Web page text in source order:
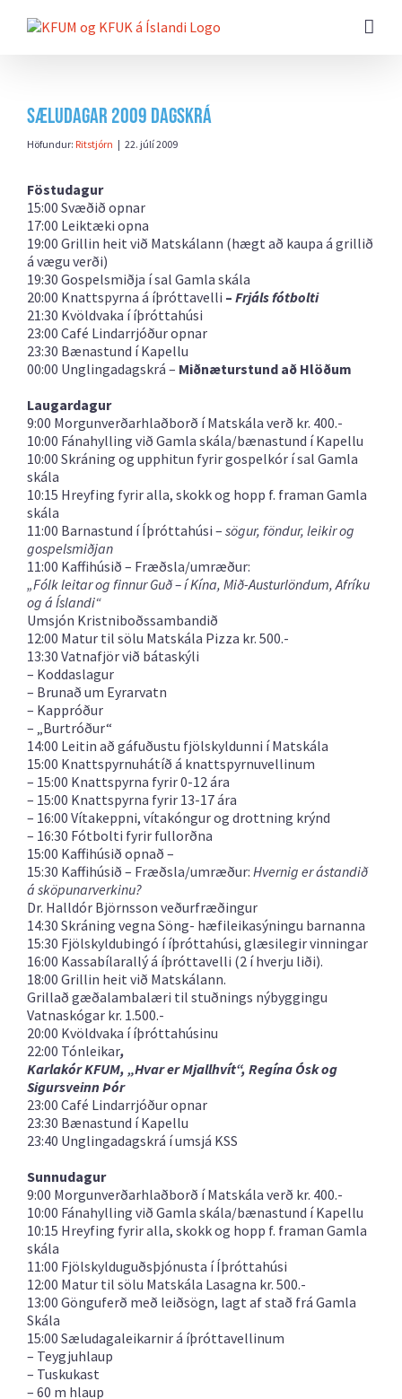
beint
Sæludagar 2009 dagskrá
Höfundur: Ritstjórn | 22. júlí 2009
Föstudagur
15:00 Svæðið opnar
17:00 Leiktæki opna
19:00 Grillin heit við Matskálann (hægt að kaupa á grillið
á vægu verði)
19:30 Gospelsmiðja í sal Gamla skála
20:00 Knattspyrna á íþróttavelli – Frjáls fótbolti
21:30 Kvöldvaka í íþróttahúsi
23:00 Café Lindarrjóður opnar
23:30 Bænastund í Kapellu
00:00 Unglingadagskrá – Miðnæturstund að Hlöðum
Laugardagur
9:00 Morgunverðarhlaðborð í Matskála verð kr. 400.-
10:00 Fánahylling við Gamla skála/bænastund í Kapellu
10:00 Skráning og upphitun fyrir gospelkór í sal Gamla
skála
10:15 Hreyfing fyrir alla, skokk og hopp f. framan Gamla
skála
11:00 Barnastund í Íþróttahúsi – sögur, föndur, leikir og
gospelsmiðjan
11:00 Kaffihúsið – Fræðsla/umræður:
„Fólk leitar og finnur Guð – í Kína, Mið-Austurlöndum, Afríku
og á Íslandi“
Umsjón Kristniboðssambandið
12:00 Matur til sölu Matskála Pizza kr. 500.-
13:30 Vatnafjör við bátaskýli
– Koddaslagur
– Brunað um Eyrarvatn
– Kappróður
– „Burtróður“
14:00 Leitin að gáfuðustu fjölskyldunni í Matskála
15:00 Knattspyrnuhátíð á knattspyrnuvellinum
– 15:00 Knattspyrna fyrir 0-12 ára
– 15:00 Knattspyrna fyrir 13-17 ára
– 16:00 Vítakeppni, vítakóngur og drottning krýnd
– 16:30 Fótbolti fyrir fullorðna
15:00 Kaffihúsið opnað –
15:30 Kaffihúsið – Fræðsla/umræður: Hvernig er ástandið
á sköpunarverkinu?
Dr. Halldór Björnsson veðurfræðingur
14:30 Skráning vegna Söng- hæfileikasýningu barnanna
15:30 Fjölskyldubingó í íþróttahúsi, glæsilegir vinningar
16:00 Kassabílarallý á íþróttavelli (2 í hverju liði).
18:00 Grillin heit við Matskálann.
Grillað gæðalambalæri til stuðnings nýbyggingu
Vatnaskógar kr. 1.500.-
20:00 Kvöldvaka í íþróttahúsinu
22:00 Tónleikar,
Karlakór KFUM, „Hvar er Mjallhvít“, Regína Ósk og
Sigursveinn Þór
23:00 Café Lindarrjóður opnar
23:30 Bænastund í Kapellu
23:40 Unglingadagskrá í umsjá KSS
Sunnudagur
9:00 Morgunverðarhlaðborð í Matskála verð kr. 400.-
10:00 Fánahylling við Gamla skála/bænastund í Kapellu
10:15 Hreyfing fyrir alla, skokk og hopp f. framan Gamla
skála
11:00 Fjölskylduguðsþjónusta í Íþróttahúsi
12:00 Matur til sölu Matskála Lasagna kr. 500.-
13:00 Gönguferð með leiðsögn, lagt af stað frá Gamla
Skála
15:00 Sæludagaleikarnir á íþróttavellinum
– Teygjuhlaup
– Tuskukast
– 60 m hlaup